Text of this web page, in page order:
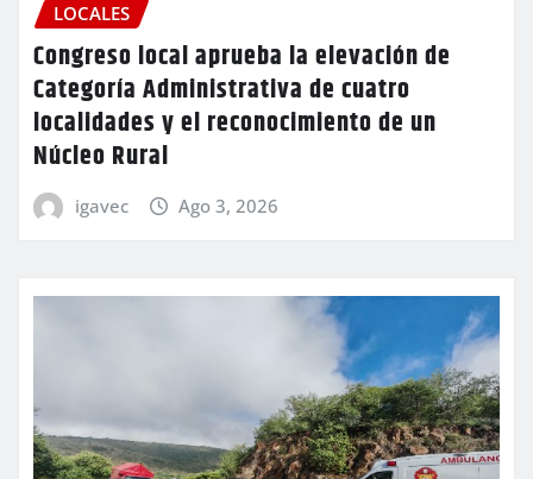
LOCALES
Congreso local aprueba la elevación de
Categoría Administrativa de cuatro
localidades y el reconocimiento de un
Núcleo Rural
igavec Ago 3, 2026